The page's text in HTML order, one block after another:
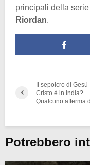
principali della serie
Riordan.
Il sepolcro di Gesù
Cristo è in India?
Qualcuno afferma
Potrebbero